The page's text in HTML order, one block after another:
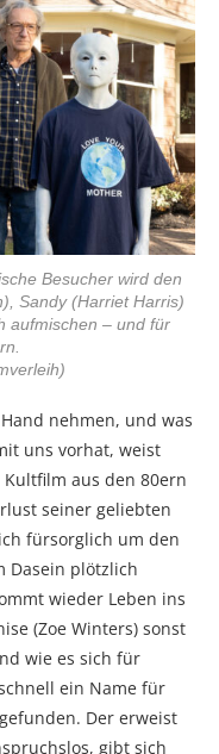
Besucher wird den
Sandy (Harriet Harris)
aufmischen – und für
nehmen, und was
uns vorhat, weist
aus den 80ern
seiner geliebten
fürsorglich um den
Dasein plötzlich
wieder Leben ins
(Zoe Winters) sonst
wie es sich für
ein Name für
Der erweist
gibt sich